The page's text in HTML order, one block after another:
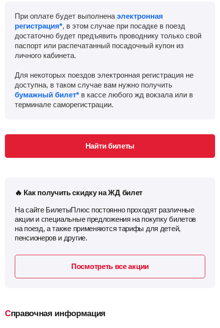
При оплате будет выполнена электронная
регистрация*, в этом случае при посадке в поезд
достаточно будет предъявить проводнику только свой
паспорт или распечатанный посадочный купон из
личного кабинета.
Для некоторых поездов электронная регистрация не
доступна, в таком случае вам нужно получить
бумажный билет* в кассе любого жд вокзала или в
терминале саморегистрации.
Найти билеты
🔥 Как получить скидку на ЖД билет
На сайте БилетыПлюс постоянно проходят различные
акции и специальные предложения на покупку билетов
на поезд, а также применяются тарифы для детей,
пенсионеров и другие.
Посмотреть все акции
Справочная информация